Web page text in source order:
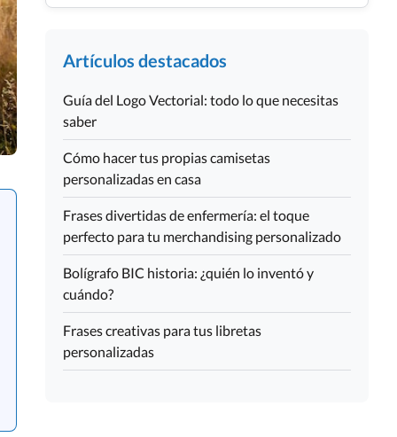
Artículos destacados
Guía del Logo Vectorial: todo lo que necesitas
saber
Cómo hacer tus propias camisetas
personalizadas en casa
Frases divertidas de enfermería: el toque
perfecto para tu merchandising personalizado
Bolígrafo BIC historia: ¿quién lo inventó y
cuándo?
Frases creativas para tus libretas
personalizadas